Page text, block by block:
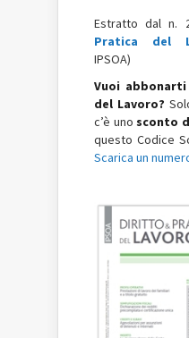
Estratto dal n.
Pratica del
IPSOA)
Vuoi
del Lavoro?
c’è uno sconto
questo Codice
Scarica un